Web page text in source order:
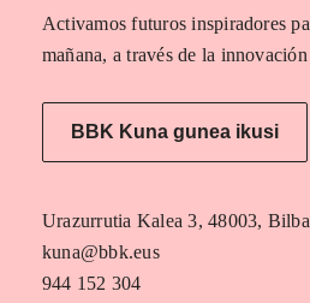
Activamos futuros inspiradores
mañana, a través de la
BBK Kuna gunea ikusi
Urazurrutia Kalea 3, 48003,
kuna@bbk.eus
944 152 304